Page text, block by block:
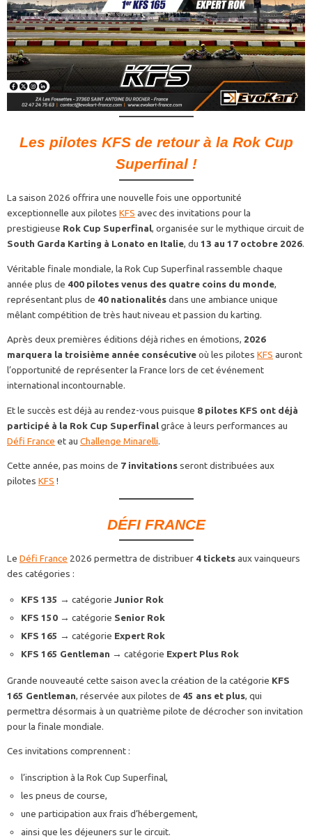
Les pilotes KFS de retour à la Rok Cup
Superfinal !
La saison 2026 offrira une nouvelle fois une opportunité
exceptionnelle aux pilotes KFS avec des invitations pour la
prestigieuse Rok Cup Superfinal, organisée sur le mythique circuit de
South Garda Karting à Lonato en Italie, du 13 au 17 octobre 2026.
Véritable finale mondiale, la Rok Cup Superfinal rassemble chaque
année plus de 400 pilotes venus des quatre coins du monde,
représentant plus de 40 nationalitésdans une ambiance unique
mêlant compétition de très haut niveau et passion du karting.
Après deux premières éditions déjà riches en émotions, 2026
marquera la troisième année consécutiveoù les pilotes KFS auront
l’opportunité de représenter la France lors de cet événement
international incontournable.
Et le succès est déjà au rendez-vous puisque 8 pilotes KFS ont déjà
participé à la Rok Cup Superfinalgrâce à leurs performances au
Défi France et au Challenge Minarelli.
Cette année, pas moins de 7 invitationsseront distribuées aux
pilotes KFS !
DÉFI FRANCE
Le Défi France 2026 permettra de distribuer 4 ticketsaux vainqueurs
des catégories :
KFS 135 → catégorieJunior Rok
KFS 150 → catégorie Senior Rok
KFS 165 → catégorie Expert Rok
KFS 165 Gentleman → catégorie Expert Plus Rok
Grande nouveauté cette saison avec la création de la catégorie KFS
165 Gentleman, réservée aux pilotes de 45 ans et plus, qui
permettra désormais à un quatrième pilote de décrocher son invitation
pour la finale mondiale.
Ces invitations comprennent :
l’inscription à la Rok Cup Superfinal,
les pneus de course,
une participation aux frais d’hébergement,
ainsi que les déjeuners sur le circuit.